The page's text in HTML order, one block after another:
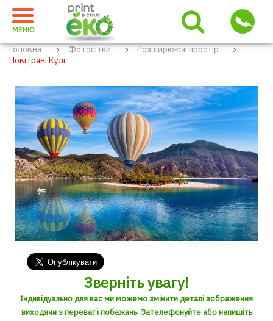
МЕНЮ
Головна Фотосітки
Розширюючі простір
Повітряні Кулі
Зверніть увагу!
Індивідуально для вас ми можемо змінити деталі зображення
виходячи з переваг і побажань. Зателефонуйте або напишіть